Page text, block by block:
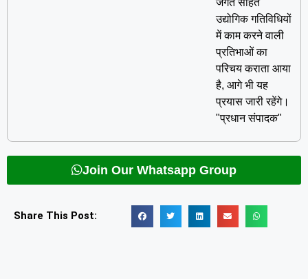
उद्योगिक गतिविधियों
में काम करने वाली
प्रतिभाओं का
परिचय कराता आया
है, आगे भी यह
प्रयास जारी रहेंगे।
"प्रधान संपादक"
Join Our Whatsapp Group
Share This Post: